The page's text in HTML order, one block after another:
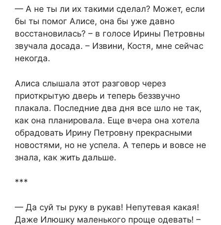
— А не ты ли их такими сделал? Может, если
бы ты помог Алисе, она бы уже давно
восстановилась? – в голосе Ирины Петровны
звучала досада. – Извини, Костя, мне сейчас
некогда.
Алиса слышала этот разговор через
приоткрытую дверь и теперь беззвучно
плакала. Последние два дня все шло не так,
как она планировала. Еще вчера она хотела
обрадовать Ирину Петровну прекрасными
новостями, но не успела. А теперь и вовсе не
знала, как жить дальше.
***
— Да суй ты руку в рукав! Непутевая какая!
Даже Илюшку маленького проще одевать! –